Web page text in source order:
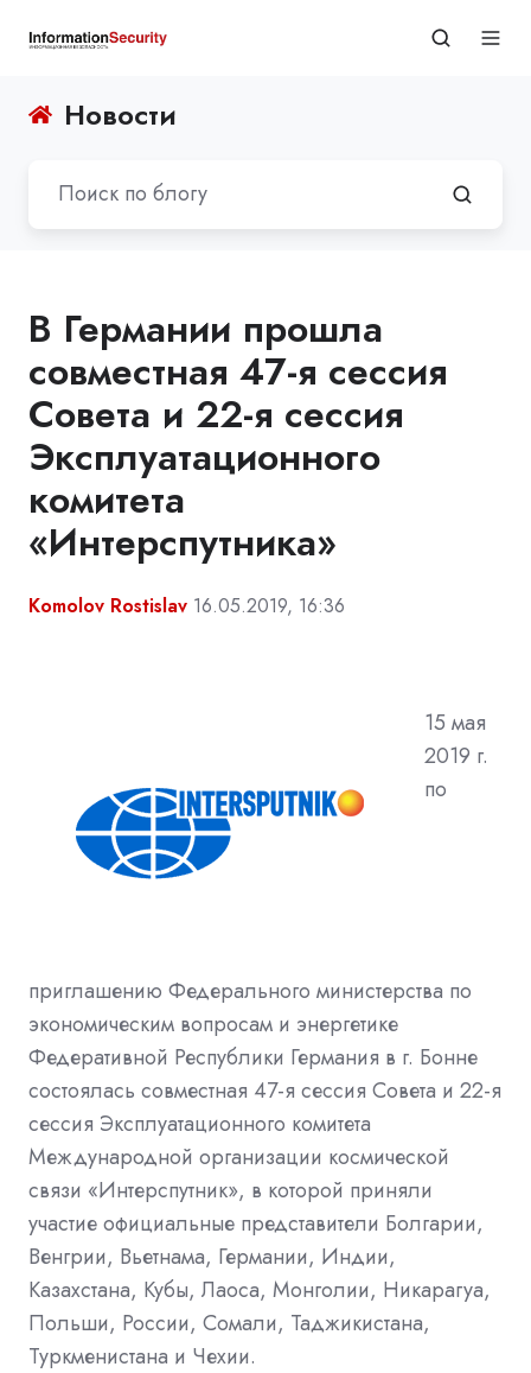
Новости
В Германии прошла
совместная 47-я сессия
Совета и 22-я сессия
Эксплуатационного
комитета
«Интерспутника»
Komolov Rostislav 16.05.2019, 16:36
15 мая
2019 г.
по
приглашению Федерального министерства по
экономическим вопросам и энергетике
Федеративной Республики Германия в г. Бонне
состоялась совместная 47-я сессия Совета и 22-я
сессия Эксплуатационного комитета
Международной организации космической
связи «Интерспутник», в которой приняли
участие официальные представители Болгарии,
Венгрии, Вьетнама, Германии, Индии,
Казахстана, Кубы, Лаоса, Монголии, Никарагуа,
Польши, России, Сомали, Таджикистана,
Туркменистана и Чехии.